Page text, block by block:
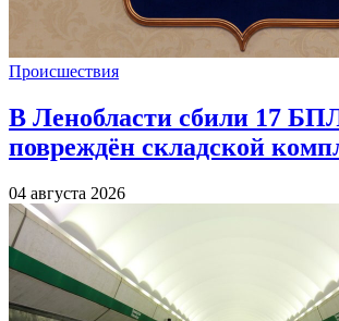
Происшествия
В Ленобласти сбили 17
повреждён складской
04 августа 2026